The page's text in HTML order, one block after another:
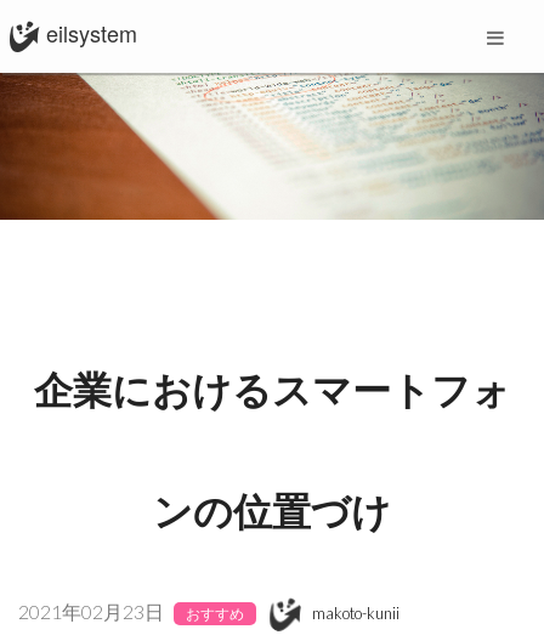
eilsystem
企業におけるスマートフォ
ンの位置づけ
2021年02月23日 おすすめ makoto-kunii